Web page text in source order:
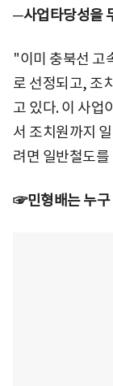
─사업타당성을
"이미 충북선 고
로 선정되고, 조
고 있다. 이 사업
서 조치원까지
려면 일반철도
☞민형배는 누구